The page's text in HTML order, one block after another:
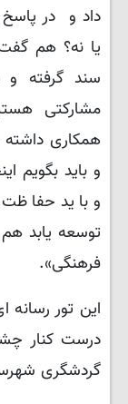
داد و در
سند گرفته و
مشارکتی
همکاری
و باید بگویم
و باید
توسعه یابد
فرهنگی».
این تور رسانه
درست کنار
گردشگری